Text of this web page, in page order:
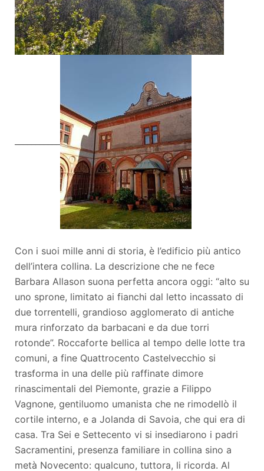
Con i suoi mille anni di storia, è l’edificio più antico
dell’intera collina. La descrizione che ne fece
Barbara Allason suona perfetta ancora oggi: “alto su
uno sprone, limitato ai fianchi dal letto incassato di
due torrentelli, grandioso agglomerato di antiche
mura rinforzato da barbacani e da due torri
rotonde”. Roccaforte bellica al tempo delle lotte tra
comuni, a fine Quattrocento Castelvecchio si
trasforma in una delle più raffinate dimore
rinascimentali del Piemonte, grazie a Filippo
Vagnone, gentiluomo umanista che ne rimodellò il
cortile interno, e a Jolanda di Savoia, che qui era di
casa. Tra Sei e Settecento vi si insediarono i padri
Sacramentini, presenza familiare in collina sino a
metà Novecento: qualcuno, tuttora, li ricorda. Al